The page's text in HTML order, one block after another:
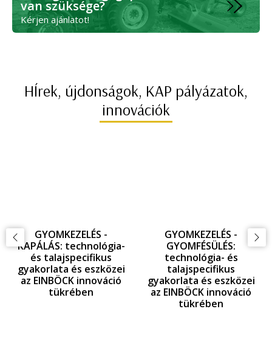
van szüksége?
Kérjen ajánlatot!
HÍrek, újdonságok, KAP pályázatok,
innovációk
GYOMKEZELÉS -
KAPÁLÁS: technológia-
és talajspecifikus
gyakorlata és eszközei
az EINBÖCK innováció
tükrében
GYOMKEZELÉS -
GYOMFÉSÜLÉS:
technológia- és
talajspecifikus
gyakorlata és eszközei
az EINBÖCK innováció
tükrében